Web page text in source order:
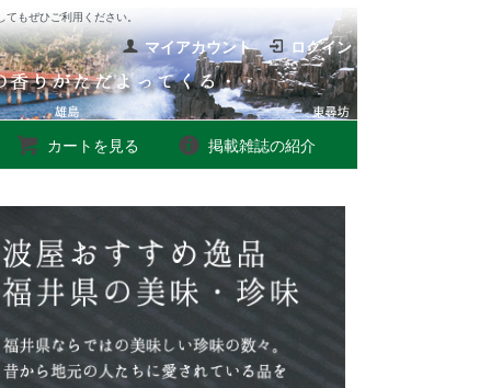
もぜひご利用ください。
マイアカウント ログイン
カートを見る 掲載雑誌の紹介